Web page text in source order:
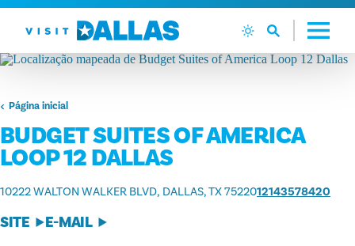
Ir diretamente para o conteúdo
Página inicial
BUDGET SUITES OF AMERICA
LOOP 12 DALLAS
10222 WALTON WALKER BLVD DALLAS, TX 7522012143578420
SITE E-MAIL